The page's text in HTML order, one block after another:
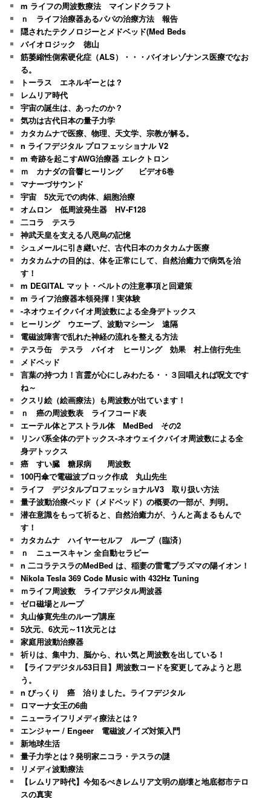
m ライフの周波数療法 マインドクラフト
ｎ ライフ治療器あるパパの治療方法 報告
隠されたテクノロジーとメドベッド(Med Beds
バイオロジック 徳山
筋萎縮性側索硬化症（ALS）・・・バイオレゾナンス医療でなお
る。
トーラス エネルギーとは？
レムリア時代
宇宙の誕生は、あったのか？
気功は古代日本の量子力学
カタカムナで医療、物理、天文学、宗教が解る。
n ライフデジタル プロフェッショナル V2
m 奇跡を起こすAWG治療器 エレクトロン
ｍ カナダの音響ヒーリング ビデオ6巻
マナーづサウンド
宇宙 5次元での肉体、細胞治療
オムロン 低周波発生器 HV-F128
二コラ テスラ
神武天皇を支える八咫烏の記憶
シュメールに引き継いだ、古代日本のカタカムナ医療
カタカムナの目的は、体を正常にして、自然治癒力で病気を治
す！
m DEGITAL マット・ベルトの注意事項と回避策
m ライフ治療器本領発揮！実体験
-ネオウェイクバイオ周波数による全身デトックス
ヒーリング ウエーブ、波動マシーン 遠隔
電磁波障害で乱れた神経の流れを整える方法
テスラ缶 テスラ バイオ ヒーリング 効果 村上信行先生
メドベッド
言葉の持つ力！言霊が心にしみわたる・・３回唱えれば呪文です
ね～
クスリ絵（絵画療法）も周波数が出ています！
ｎ 癌の周波数表 ライフコード表
エーテル体とアストラル体 MedBed その2
リンパ系全体のデトックス-ネオウェイクバイオ周波数による全
身デトックス
癌 すい臓 糖尿病 周波数
100円傘で電磁波ブロック作成 丸山先生
ライフ デジタルプロフェッショナルV3 取り扱い方法
量子波動治療ベッド（メドベッド）の概要の一部が、判明。
潜在意識をもって祈ると、自然治癒力が、うんと高まるもんで
す！
カタカムナ ハイヤーセルフ ループ（臨済）
ｎ ニュースキャン 全自動セラピー
n 二コラテスラのMedBed は、稲妻の雷電プラズマの陽イオン！
Nikola Tesla 369 Code Music with 432Hz Tuning
ｍライフ周波数 ライフデジタル周波器
ゼロ磁場とループ
丸山修寛先生のループ講座
5次元、6次元～11次元とは
家庭用波動治療器
祈りは、集中力、脳から、れい気と周波数を出している！
【ライフデジタル53日目】周波数コードを変更してみようと思
う。
n びっくり 癌 治りました。ライフデジタル
ロマーナ女王の6曲
ニューライフリメディ療法とは？
エンジャー / Engeer 電磁波ノイズ対策入門
新地球生活
量子力学とは？発明家ニコラ・テスラの謎
リメディ波動療法
【レムリア時代】今知るべきレムリア文明の崩壊と地底都市テロ
スの真実